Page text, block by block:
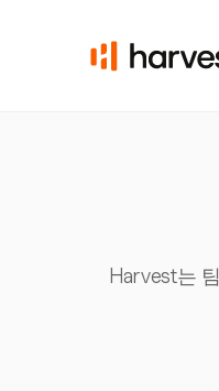
Harvest는